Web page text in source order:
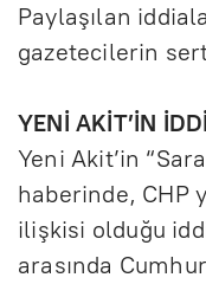
Paylaşılan
gazetecilerin
YENİ AKİT’İN
Yeni Akit’in
haberinde, CHP
ilişkisi olduğu
arasında